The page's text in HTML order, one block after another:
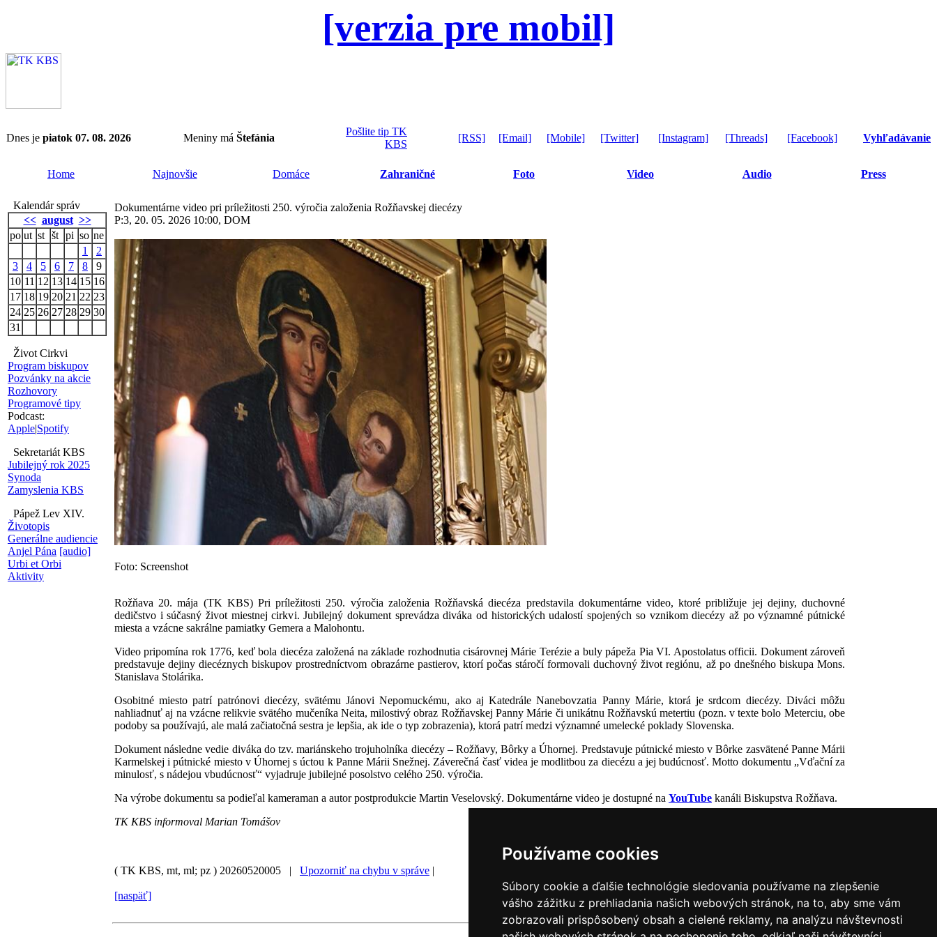
Používame cookies
Súbory cookie a ďalšie technológie sledovania používame na zlepšenie
vášho zážitku z prehliadania našich webových stránok, na to, aby sme vám
zobrazovali prispôsobený obsah a cielené reklamy, na analýzu návštevnosti
[verzia pre mobil]
Dnes je piatok 07. 08. 2026 Meniny má Štefánia
Pošlite tip TK
KBS
[RSS] [Email] [Mobile] [Twitter] [Instagram] [Threads] [Facebook] Vyhľadávanie
Home Najnovšie Domáce Zahraničné Foto Video Audio Press
Kalendár správ
<< august >>
po ut st št pi so ne
1
2
3
4 5 6 7 8
9
10 11 12 13 14 15 16
17 18 19 20 21 22 23
24 25 26 27 28 29 30
31
Život Cirkvi
Program biskupov
Pozvánky na akcie
Rozhovory
Programové tipy
Podcast:
Apple|Spotify
Sekretariát KBS
Jubilejný rok 2025
Synoda
Zamyslenia KBS
Pápež Lev XIV.
Životopis
Generálne audiencie
Anjel Pána [audio]
Urbi et Orbi
Aktivity
Dokumentárne video pri príležitosti 250. výročia založenia Rožňavskej diecézy
P:3, 20. 05. 2026 10:00, DOM
Foto: Screenshot
Rožňava 20. mája (TK KBS) Pri príležitosti 250. výročia založenia Rožňavská diecéza predstavila dokumentárne video, ktoré približuje jej dejiny, duchovné
dedičstvo i súčasný život miestnej cirkvi. Jubilejný dokument sprevádza diváka od historických udalostí spojených so vznikom diecézy až po významné pútnické
miesta a vzácne sakrálne pamiatky Gemera a Malohontu.
Video pripomína rok 1776, keď bola diecéza založená na základe rozhodnutia cisárovnej Márie Terézie a buly pápeža Pia VI. Apostolatus officii. Dokument zároveň
predstavuje dejiny diecéznych biskupov prostredníctvom obrazárne pastierov, ktorí počas stáročí formovali duchovný život regiónu, až po dnešného biskupa Mons.
Stanislava Stolárika.
Osobitné miesto patrí patrónovi diecézy, svätému Jánovi Nepomuckému, ako aj Katedrále Nanebovzatia Panny Márie, ktorá je srdcom diecézy. Diváci môžu
nahliadnuť aj na vzácne relikvie svätého mučeníka Neita, milostivý obraz Rožňavskej Panny Márie či unikátnu Rožňavskú metertiu (pozn. v texte bolo Meterciu, obe
podoby sa používajú, ale malá začiatočná sestra je lepšia, ak ide o typ zobrazenia), ktorá patrí medzi významné umelecké poklady Slovenska.
Dokument následne vedie diváka do tzv. mariánskeho trojuholníka diecézy – Rožňavy, Bôrky a Úhornej. Predstavuje pútnické miesto v Bôrke zasvätené Panne Márii
Karmelskej i pútnické miesto v Úhornej s úctou k Panne Márii Snežnej. Záverečná časť videa je modlitbou za diecézu a jej budúcnosť. Motto dokumentu „Vďační za
minulosť, s nádejou vbudúcnosť“ vyjadruje jubilejné posolstvo celého 250. výročia.
Na výrobe dokumentu sa podieľal kameraman a autor postprodukcie Martin Veselovský. Dokumentárne video je dostupné na YouTube kanáli Biskupstva Rožňava.
TK KBS informoval Marian Tomášov
( TK KBS, mt, ml; pz ) 20260520005 | Upozorniť na chybu v správe |
[naspäť]